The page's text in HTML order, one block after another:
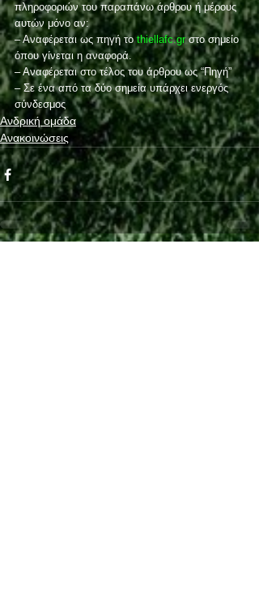
πληροφοριών του παραπάνω άρθρου ή μέρους
αυτών μόνο αν:
– Αναφέρεται ως πηγή το thiellafc.gr στο σημείο
όπου γίνεται η αναφορά.
– Αναφέρεται στο τέλος του άρθρου ως “Πηγή”
– Σε ένα από τα δύο σημεία υπάρχει ενεργός
σύνδεσμος
Ανδρική ομάδα
Ανακοινώσεις